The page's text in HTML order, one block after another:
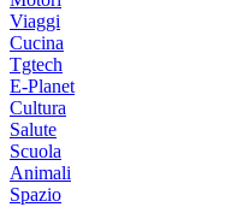
Viaggi
Cucina
Tgtech
E-Planet
Cultura
Salute
Scuola
Animali
Spazio